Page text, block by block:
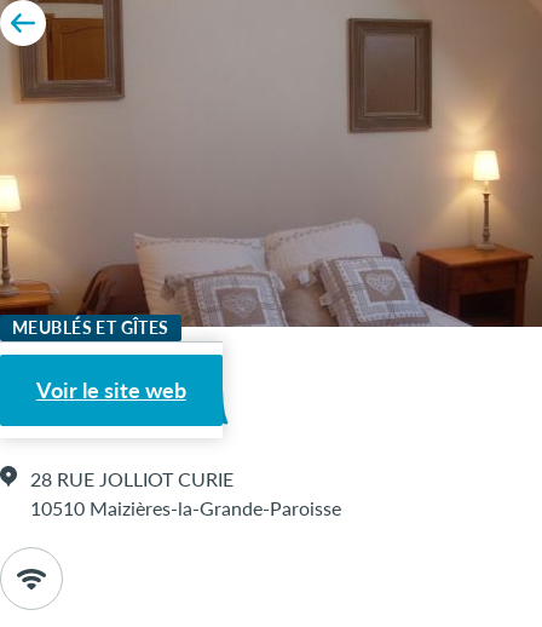
MEUBLÉS ET GÎTES
Voir le site web
LE LANTANA
28 RUE JOLLIOT CURIE
10510 Maizières-la-Grande-Paroisse